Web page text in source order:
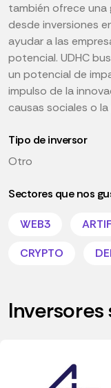
también ofrece una
desde inversiones
ayudar a las
potencial. UDHC
un potencial de
impulso de la
causas sociales o
Tipo de inversor
Otro
Sectores que nos
WEB3
CRYPTO